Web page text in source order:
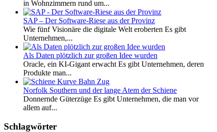
in Wohnzimmern rund um...
SAP – Der Software-Riese aus der Provinz
Wie fünf Visionäre die digitale Welt eroberten Es gibt
Unternehmen,...
Als Daten plötzlich zur großen Idee wurden
Oracle, ein KI-Gigant erwacht Es gibt Unternehmen, deren
Produkte man...
Norfolk Southern und der lange Atem der Schiene
Donnernde Güterzüge Es gibt Unternehmen, die man vor
allem auf...
Schlagwörter